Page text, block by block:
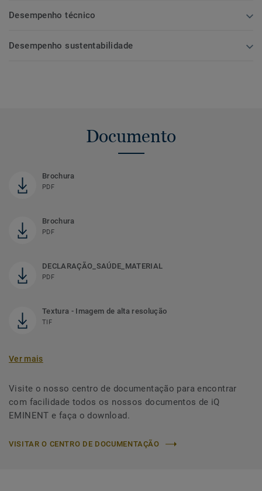
Desempenho técnico
Desempenho sustentabilidade
Documento
Brochura
PDF
Brochura
PDF
DECLARAÇÃO_SAÚDE_MATERIAL
PDF
Textura - Imagem de alta resolução
TIF
Ver mais
Visite o nosso centro de documentação para encontrar
com facilidade todos os nossos documentos de iQ
EMINENT e faça o download.
VISITAR O CENTRO DE DOCUMENTAÇÃO